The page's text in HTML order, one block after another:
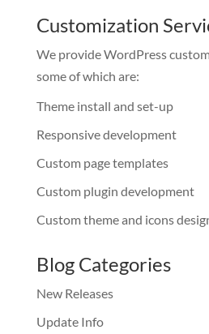
Customization
We provide WordPress
some of which are:
Theme install and set-up
Responsive development
Custom page templates
Custom plugin development
Custom theme and icons
Blog Categories
New Releases
Update Info